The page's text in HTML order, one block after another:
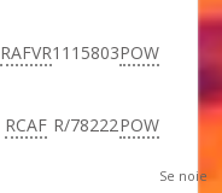
RAFVR1115803POW
RCAF R/78222POW
Se noie